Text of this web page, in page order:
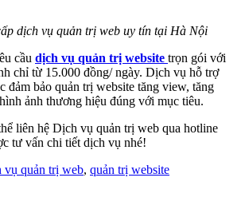
dịch vụ quản trị web uy tín tại Hà Nội
cầu dịch vụ quản trị website trọn gói với
chỉ từ 15.000 đồng/ ngày. Dịch vụ hỗ trợ
đảm bảo quản trị website tăng view, tăng
ảnh thương hiệu đúng với mục tiêu.
liên hệ Dịch vụ quản trị web qua hotline
tư vấn chi tiết dịch vụ nhé!
vụ quản trị web, quản trị website